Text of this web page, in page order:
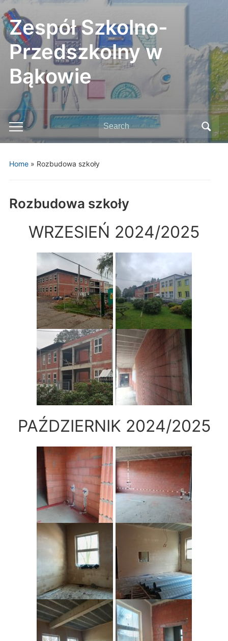
Zespół Szkolno-
Przedszkolny w
Bąkowie
Toggle
mobile
Search
for:
Home» Rozbudowa szkoły
Rozbudowa szkoły
WRZESIEŃ 2024/2025
PAŹDZIERNIK 2024/2025